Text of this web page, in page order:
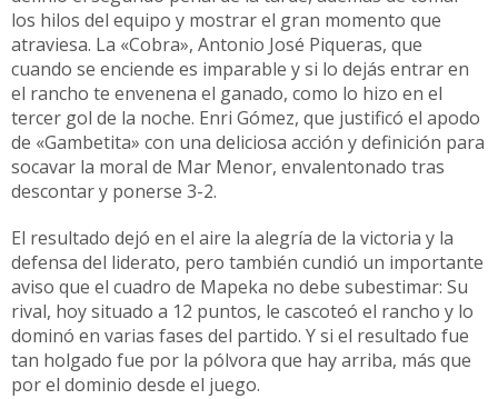
los hilos del equipo y mostrar el gran momento que
atraviesa. La «Cobra», Antonio José Piqueras, que
cuando se enciende es imparable y si lo dejás entrar en
el rancho te envenena el ganado, como lo hizo en el
tercer gol de la noche. Enri Gómez, que justificó el apodo
de «Gambetita» con una deliciosa acción y definición para
socavar la moral de Mar Menor, envalentonado tras
descontar y ponerse 3-2.
El resultado dejó en el aire la alegría de la victoria y la
defensa del liderato, pero también cundió un importante
aviso que el cuadro de Mapeka no debe subestimar: Su
rival, hoy situado a 12 puntos, le cascoteó el rancho y lo
dominó en varias fases del partido. Y si el resultado fue
tan holgado fue por la pólvora que hay arriba, más que
por el dominio desde el juego.